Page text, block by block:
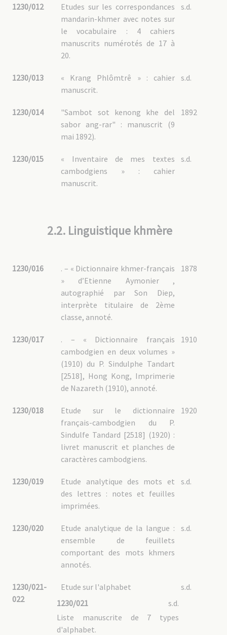
1230/012 s.d.
Etudes sur les correspondances
mandarin-khmer avec notes sur
le vocabulaire : 4 cahiers
manuscrits numérotés de 17 à
20.
1230/013 s.d.
« Krang Phlômtrê » : cahier
manuscrit.
1230/014 1892
"Sambot sot kenong khe del
sabor ang-rar" : manuscrit (9
mai 1892).
1230/015 s.d.
« Inventaire de mes textes
cambodgiens » : cahier
manuscrit.
2.2. Linguistique khmère
1230/016 1878
. – « Dictionnaire khmer-français
» d’Etienne Aymonier ,
autographié par Son Diep,
interprète titulaire de 2ème
classe, annoté.
1230/017 1910
. – « Dictionnaire français
cambodgien en deux volumes »
(1910) du P. Sindulphe Tandart
[2518], Hong Kong, Imprimerie
de Nazareth (1910), annoté.
1230/018 1920
Etude sur le dictionnaire
français-cambodgien du P.
Sindulfe Tandard [2518] (1920) :
livret manuscrit et planches de
caractères cambodgiens.
1230/019 s.d.
Etude analytique des mots et
des lettres : notes et feuilles
imprimées.
1230/020 s.d.
Etude analytique de la langue :
ensemble de feuillets
comportant des mots khmers
annotés.
1230/021-
022
s.d.
Etude sur l'alphabet
1230/021
s.d.
Liste manuscrite de 7 types
d'alphabet.